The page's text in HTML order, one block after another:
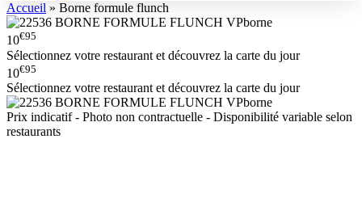
Accueil » Borne formule flunch
10€95
Sélectionnez votre restaurant et découvrez la carte du jour
10€95
Sélectionnez votre restaurant et découvrez la carte du jour
Prix indicatif - Photo non contractuelle - Disponibilité variable selon
restaurants